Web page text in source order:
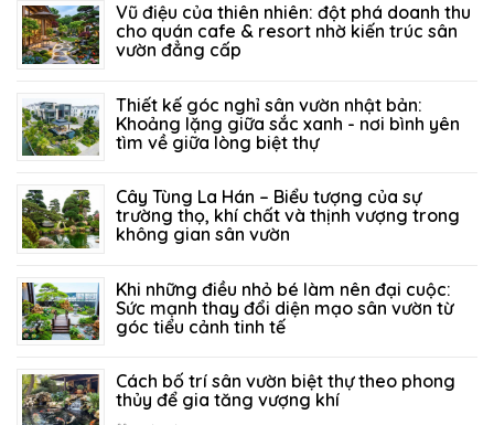
Vũ điệu của thiên nhiên: đột phá doanh thu
cho quán cafe & resort nhờ kiến trúc sân
vườn đẳng cấp
Thiết kế góc nghỉ sân vườn nhật bản:
Khoảng lặng giữa sắc xanh - nơi bình yên
tìm về giữa lòng biệt thự
Cây Tùng La Hán – Biểu tượng của sự
trường thọ, khí chất và thịnh vượng trong
không gian sân vườn
Khi những điều nhỏ bé làm nên đại cuộc:
Sức mạnh thay đổi diện mạo sân vườn từ
góc tiểu cảnh tinh tế
Cách bố trí sân vườn biệt thự theo phong
thủy để gia tăng vượng khí